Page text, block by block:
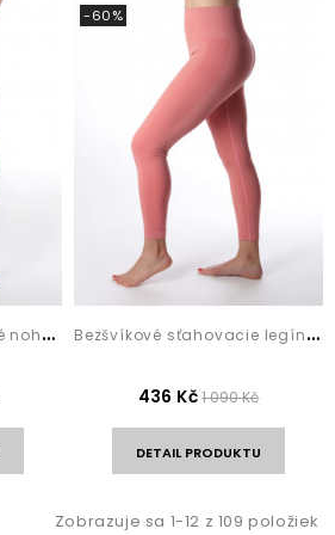
B
ambusové trojštvrťové nohavice Nisha Chocolate
-60%
B
ezšvíkové sťahovacie legíny Shape Control...
436 Kč 1 090 Kč
DETAIL PRODUKTU
Zobrazuje sa 1-12 z 109 položiek